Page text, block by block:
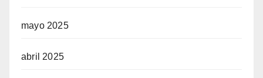
mayo 2025
abril 2025